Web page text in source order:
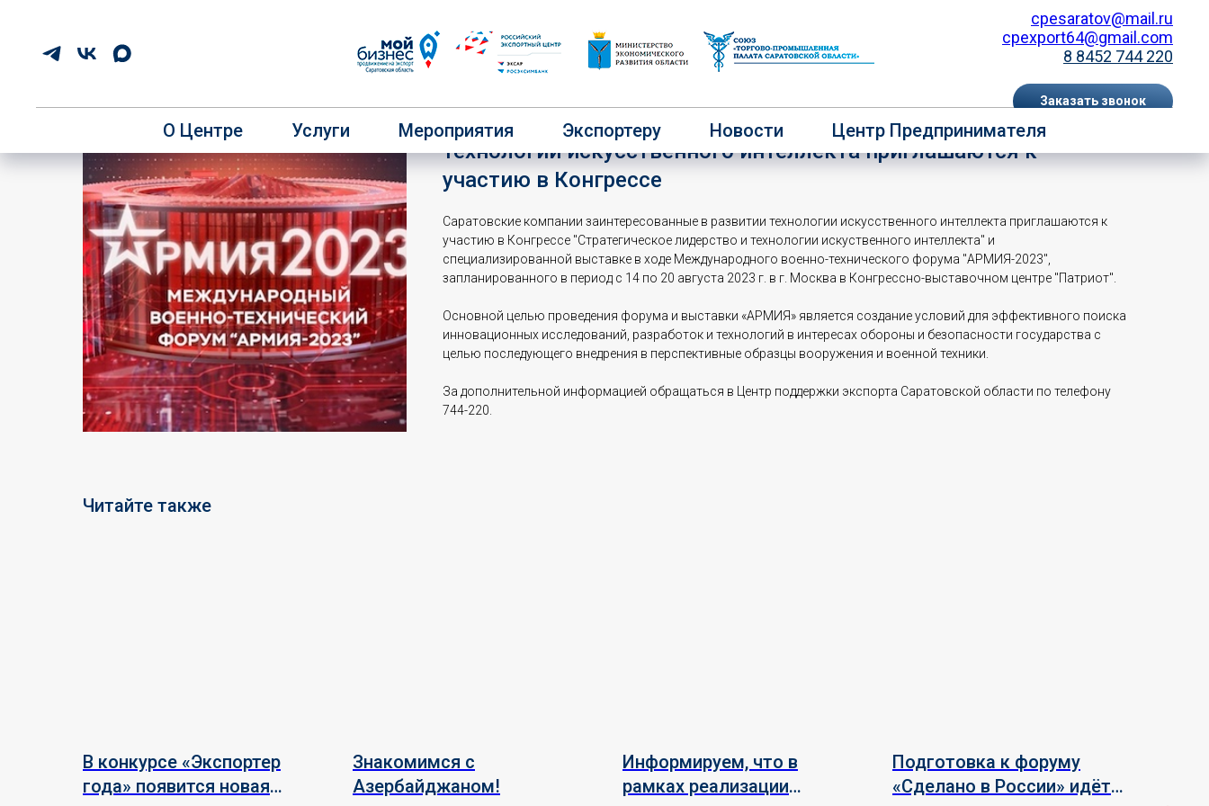
cpesaratov@mail.ru
cpexport64@gmail.com
8 8452 744 220
Заказать звонок
EN RU
О Центре Услуги Мероприятия Экспортеру Новости Центр Предпринимателя
Саратовские компании заинтересованные в развитии
технологии искусственного интеллекта приглашаются к
участию в Конгрессе
Саратовские компании заинтересованные в развитии технологии искусственного интеллекта приглашаются к
участию в Конгрессе "Стратегическое лидерство и технологии искуственного интеллекта" и
специализированной выставке в ходе Международного военно-технического форума "АРМИЯ-2023",
запланированного в период с 14 по 20 августа 2023 г. в г. Москва в Конгрессно-выставочном центре "Патриот".
Основной целью проведения форума и выставки «АРМИЯ» является создание условий для эффективного поиска
инновационных исследований, разработок и технологий в интересах обороны и безопасности государства с
целью последующего внедрения в перспективные образцы вооружения и военной техники.
За дополнительной информацией обращаться в Центр поддержки экспорта Саратовской области по телефону
744-220.
Читайте также
В конкурсе «Экспортер
года» появится новая
Знакомимся с
Азербайджаном!
Информируем, что в
рамках реализации
Подготовка к форуму
«Сделано в России» идёт